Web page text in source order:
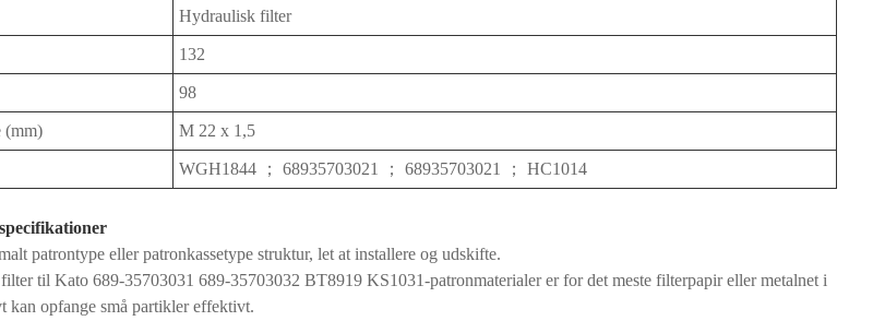
Hydraulisk filter
132
98
(mm) M 22 x 1,5
WGH1844 ； 68935703021 ； 68935703021 ； HC1014
patrontype eller patronkassetype struktur, let at installere og udskifte.
til Kato 689-35703031 689-35703032 BT8919 KS1031-patronmaterialer er for det meste filterpapir eller metalnet i
kan opfange små partikler effektivt.